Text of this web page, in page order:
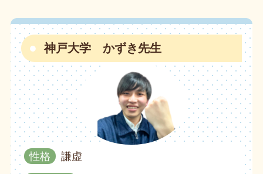
神戸大学 かずき先生
性格 謙虚